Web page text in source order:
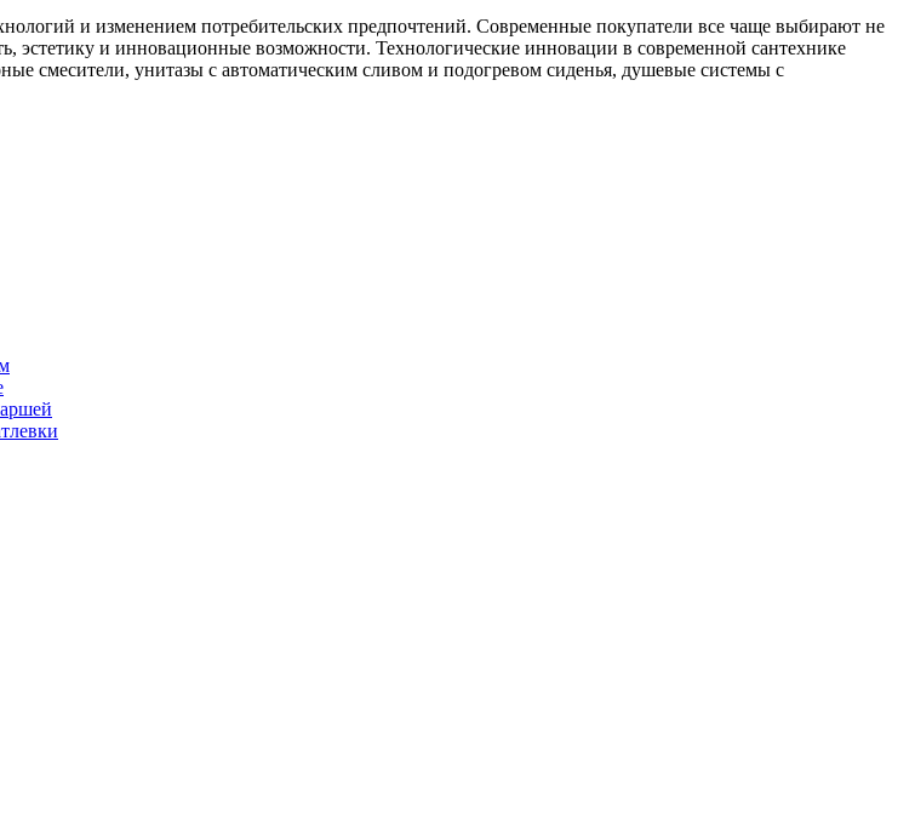
и изменением потребительских предпочтений. Современные покупатели все чаще выбирают не
эстетику и инновационные возможности. Технологические инновации в современной сантехнике
смесители, унитазы с автоматическим сливом и подогревом сиденья, душевые системы с